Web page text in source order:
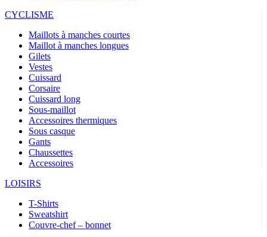
CYCLISME
Maillots à manches courtes
Maillot à manches longues
Gilets
Vestes
Cuissard
Corsaire
Cuissard long
Sous-maillot
Accessoires thermiques
Sous casque
Gants
Chaussettes
Accessoires
LOISIRS
T-Shirts
Sweatshirt
Couvre-chef – bonnet